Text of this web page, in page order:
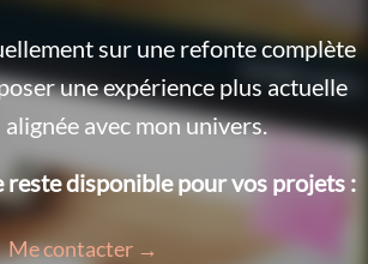
sur une refonte complète
une expérience plus actuelle
avec mon univers.
reste disponible pour vos projets :
Me contacter →